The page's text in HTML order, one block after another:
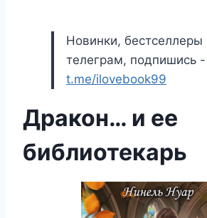
Новинки,
телеграм, подпишись -
t.me/ilovebook99
Дракон… и ее
библиотекарь